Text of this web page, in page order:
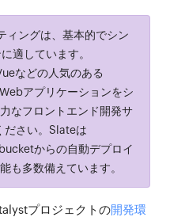
ィングは、基本的でシン
適しています。
などの人気のある
アプリケーションをシ
なフロントエンド開発サ
ださい。Slateは
からの自動デプロイ
も多数備えています。
プロジェクトの開発環